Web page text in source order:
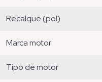
recalque (pol)
marca motor
tipo de motor